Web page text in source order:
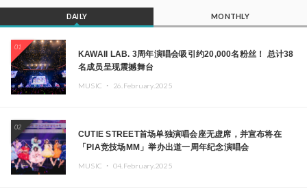
DAILY MONTHLY
01
KAWAII LAB. 3周年演唱会吸引约20,000名粉丝！ 总计38
名成员呈现震撼舞台
MUSIC ・ 26.February.2025
02
CUTIE STREET首场单独演唱会座无虚席，并宣布将在
「PIA竞技场MM」举办出道一周年纪念演唱会
MUSIC ・ 04.February.2025